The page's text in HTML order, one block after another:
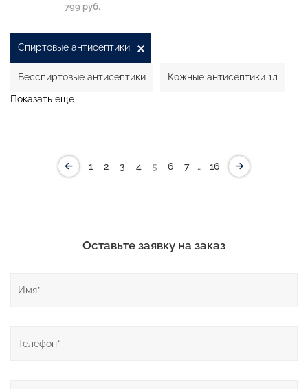
799 руб.
Спиртовые антисептики
Бесспиртовые антисептики
Кожные антисептики 1л
Показать еще
1 2 3 4 5 6 7 … 16
Оставьте заявку на заказ